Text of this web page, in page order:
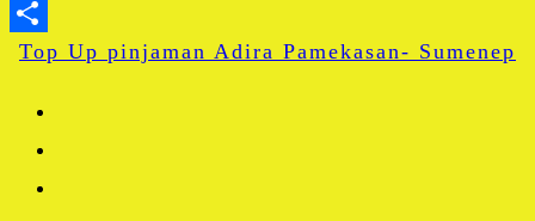
Share
Top Up pinjaman Adira Pamekasan- Sumenep